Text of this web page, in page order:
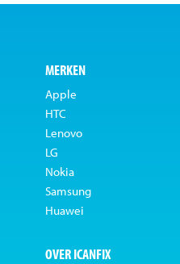
MERKEN
Apple
HTC
Lenovo
LG
Nokia
Samsung
Huawei
OVER ICANFIX